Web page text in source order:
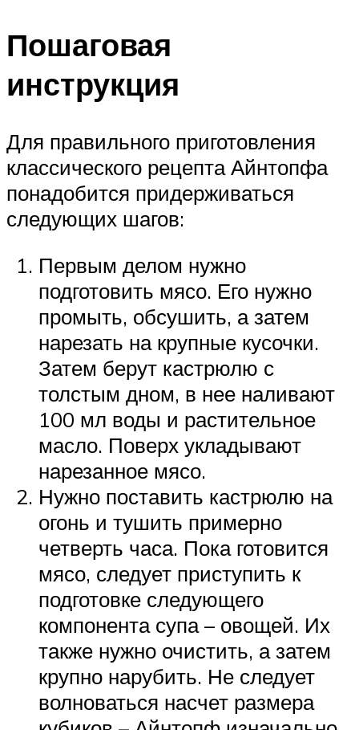
Пошаговая
инструкция
Для правильного приготовления
классического рецепта Айнтопфа
понадобится придерживаться
следующих шагов:
Первым делом нужно
подготовить мясо. Его нужно
промыть, обсушить, а затем
нарезать на крупные кусочки.
Затем берут кастрюлю с
толстым дном, в нее наливают
100 мл воды и растительное
масло. Поверх укладывают
нарезанное мясо.
Нужно поставить кастрюлю на
огонь и тушить примерно
четверть часа. Пока готовится
мясо, следует приступить к
подготовке следующего
компонента супа – овощей. Их
также нужно очистить, а затем
крупно нарубить. Не следует
волноваться насчет размера